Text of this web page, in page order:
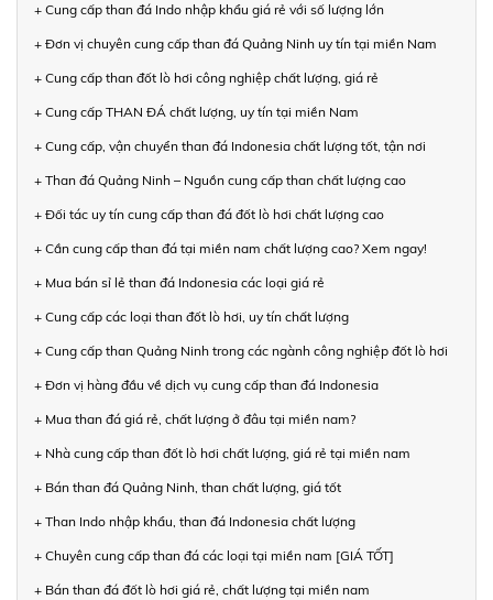
+ Cung cấp than đá Indo nhập khẩu giá rẻ với số lượng lớn
+ Đơn vị chuyên cung cấp than đá Quảng Ninh uy tín tại miền Nam
+ Cung cấp than đốt lò hơi công nghiệp chất lượng, giá rẻ
+ Cung cấp THAN ĐÁ chất lượng, uy tín tại miền Nam
+ Cung cấp, vận chuyển than đá Indonesia chất lượng tốt, tận nơi
+ Than đá Quảng Ninh – Nguồn cung cấp than chất lượng cao
+ Đối tác uy tín cung cấp than đá đốt lò hơi chất lượng cao
+ Cần cung cấp than đá tại miền nam chất lượng cao? Xem ngay!
+ Mua bán sỉ lẻ than đá Indonesia các loại giá rẻ
+ Cung cấp các loại than đốt lò hơi, uy tín chất lượng
+ Cung cấp than Quảng Ninh trong các ngành công nghiệp đốt lò hơi
+ Đơn vị hàng đầu về dịch vụ cung cấp than đá Indonesia
+ Mua than đá giá rẻ, chất lượng ở đâu tại miền nam?
+ Nhà cung cấp than đốt lò hơi chất lượng, giá rẻ tại miền nam
+ Bán than đá Quảng Ninh, than chất lượng, giá tốt
+ Than Indo nhập khẩu, than đá Indonesia chất lượng
+ Chuyên cung cấp than đá các loại tại miền nam [GIÁ TỐT]
+ Bán than đá đốt lò hơi giá rẻ, chất lượng tại miền nam